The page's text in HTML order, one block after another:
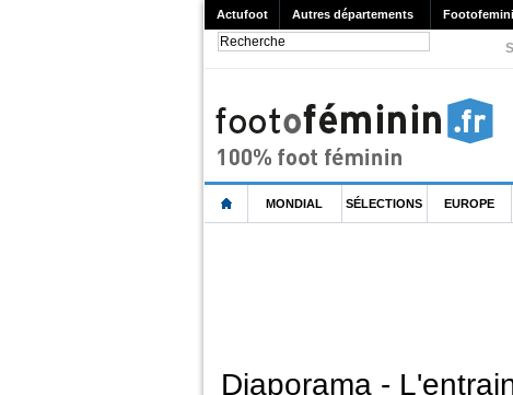
Actufoot Autres départements
MONDIAL SÉLECTIONS EUROPE
Diaporama -